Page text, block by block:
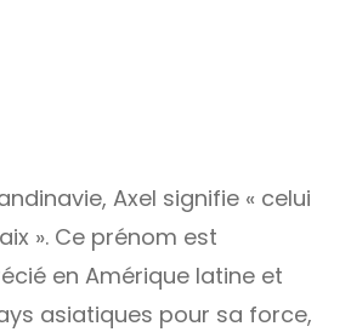
Axel signifie « celui
». Ce prénom est
en Amérique latine et
asiatiques pour sa force,